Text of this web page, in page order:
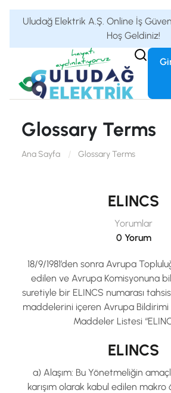
Uludağ Elektrik A.Ş. Online İş
Hoş Geldiniz!
Glossary Terms
Ana Sayfa Glossary Terms
ELINCS
Yorumlar
0 Yorum
18/9/1981’den sonra Avrupa
edilen ve Avrupa Komisyonuna
suretiyle bir ELINCS numarası
maddelerini içeren Avrupa Bildirimi
Maddeler Listesi
ELINCS
a) Alaşım: Bu Yönetmeliğin
karışım olarak kabul edilen